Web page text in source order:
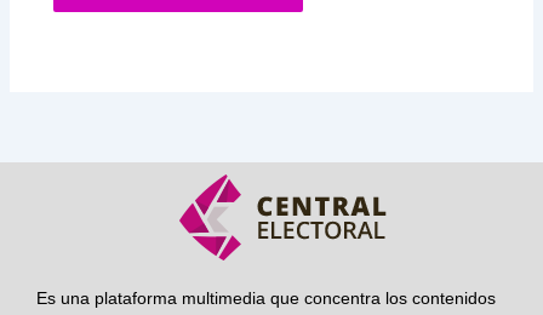
Es una plataforma multimedia que concentra los contenidos